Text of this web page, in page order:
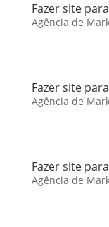
Fazer site
Agência de
Fazer site
Agência de
Fazer site
Agência de